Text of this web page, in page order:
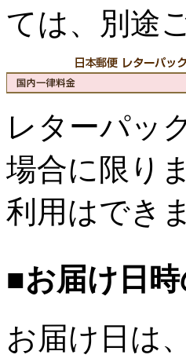
ては、別途
レターパッ
場合に限り
利用はでき
■お届け日
お届け日は